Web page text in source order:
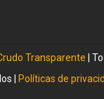
Transparente |
|
Políticas de